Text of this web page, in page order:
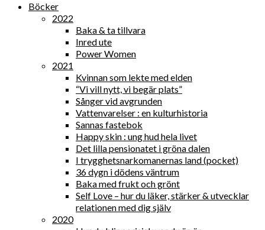
Böcker
2022
Baka & ta tillvara
Inred ute
Power Women
2021
Kvinnan som lekte med elden
“Vi vill nytt, vi begär plats”
Sånger vid avgrunden
Vattenvarelser : en kulturhistoria
Sannas fastebok
Happy skin : ung hud hela livet
Det lilla pensionatet i gröna dalen
I trygghetsnarkomanernas land (pocket)
36 dygn i dödens väntrum
Baka med frukt och grönt
Self Love – hur du läker, stärker & utvecklar
relationen med dig själv
2020